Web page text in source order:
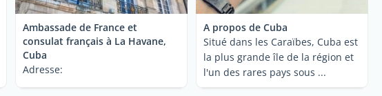
Ambassade de France et
consulat français à La Havane,
Cuba
Adresse:
A propos de Cuba
Situé dans les Caraïbes, Cuba est
la plus grande île de la région et
l'un des rares pays sous ...